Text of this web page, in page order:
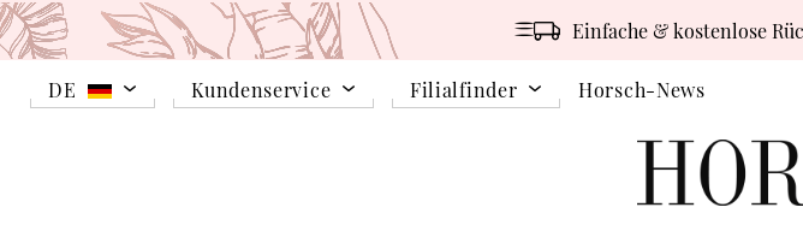
Einfache & kostenlose
DE Kundenservice Filialfinder Horsch-News